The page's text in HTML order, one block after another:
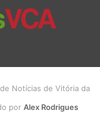
Notícias de Vitória da
por Alex Rodrigues